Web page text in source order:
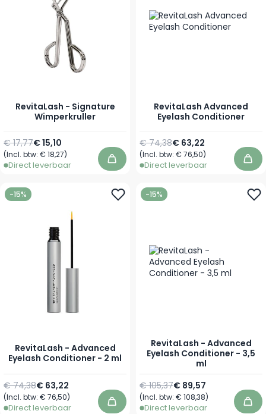
RevitaLash - Signature
Wimperkruller
Speciale prijs
€ 15,10
Normale prijs
€ 17,77
(Incl. btw: € 18,27)
Direct leverbaar In winkelwagen
RevitaLash Advanced
Eyelash Conditioner
Vanaf
€ 63,22
Normale prijs
€ 74,38
(Incl. btw: € 76,50)
Direct leverbaar In
-15%
RevitaLash - Advanced
Eyelash Conditioner - 2 ml
Speciale prijs
€ 63,22
Normale prijs
€ 74,38
(Incl. btw: € 76,50)
Direct leverbaar In winkelwagen
-15%
RevitaLash - Advanced
Eyelash Conditioner - 3,5
ml
Speciale prijs
€ 89,57
Normale prijs
€ 105,37
(Incl. btw: € 108,38)
Direct leverbaar In